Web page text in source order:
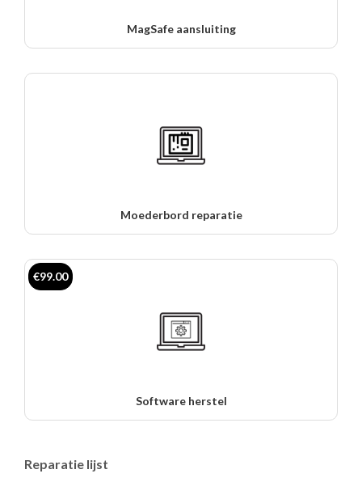
MagSafe aansluiting
Moederbord reparatie
Software herstel
€99.00
Reparatie lijst